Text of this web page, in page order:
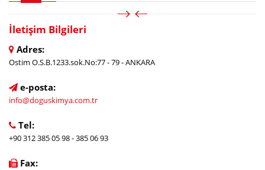
İletişim Bilgileri
Adres:
Ostim O.S.B.1233.sok.No:77 - 79 - ANKARA
e-posta:
info@doguskimya.com.tr
Tel:
+90 312 385 05 98 - 385 06 93
Fax: